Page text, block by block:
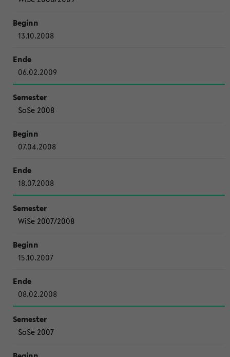
13.10.2008
06.02.2009
SoSe 2008
07.04.2008
18.07.2008
WiSe 2007/2008
15.10.2007
08.02.2008
SoSe 2007